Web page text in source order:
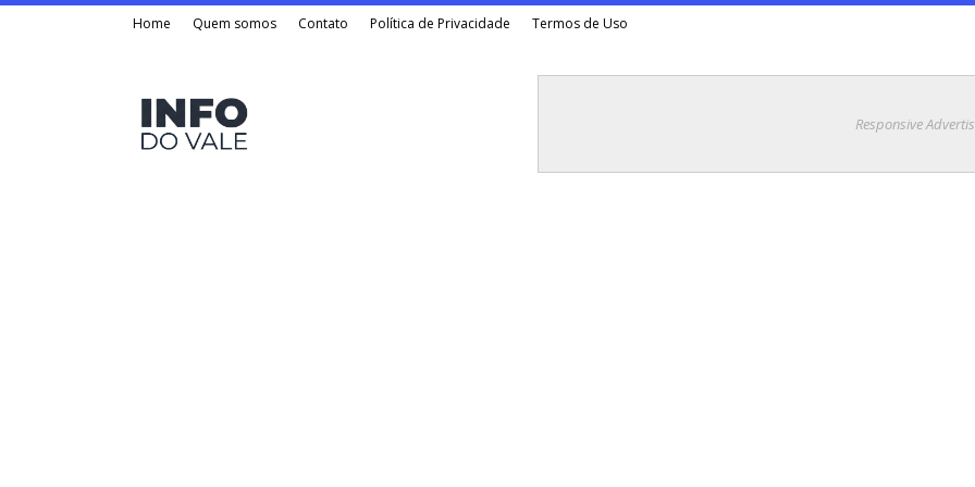
Home Quem somos Contato Política de Privacidade Termos de Uso
Responsive